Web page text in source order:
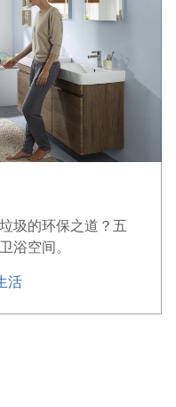
圾的环保之道？五
浴空间。
活